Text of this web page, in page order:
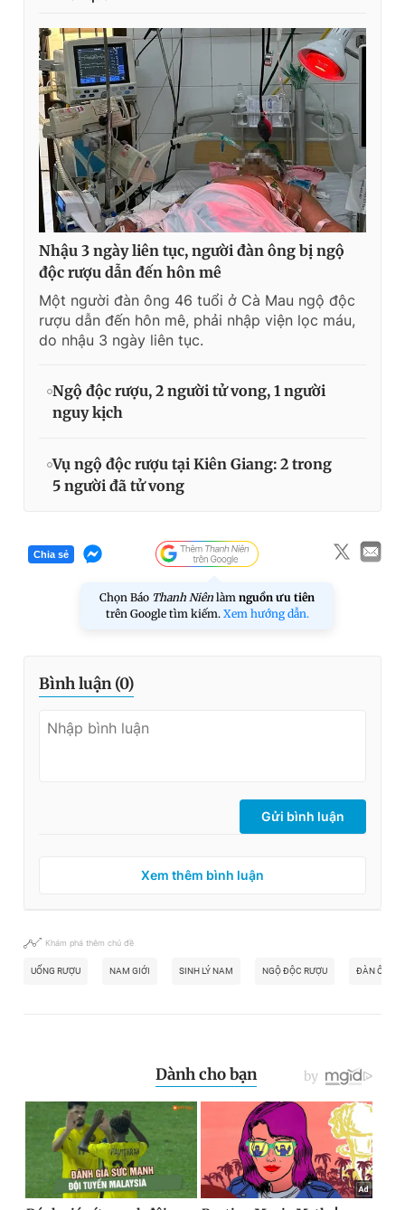
Nhậu 3 ngày liên tục, người đàn ông bị ngộ
độc rượu dẫn đến hôn mê
Một người đàn ông 46 tuổi ở Cà Mau ngộ độc
rượu dẫn đến hôn mê, phải nhập viện lọc máu,
do nhậu 3 ngày liên tục.
Ngộ độc rượu, 2 người tử vong, 1 người
nguy kịch
Vụ ngộ độc rượu tại Kiên Giang: 2 trong
5 người đã tử vong
Chia sẻ
Chọn Báo Thanh Niên làm nguồn ưu tiên
trên Google tìm kiếm. Xem hướng dẫn.
Bình luận (0)
Gửi bình luận
Xem thêm bình luận
Khám phá thêm chủ đề
UỐNG RƯỢU NAM GIỚI SINH LÝ NAM NGỘ ĐỘC RƯỢU ĐÀN ÔNG